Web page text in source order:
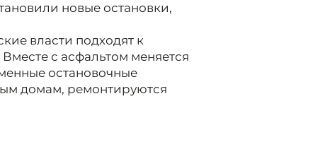
новые остановки,
власти подходят к
с асфальтом меняется
остановочные
домам, ремонтируются